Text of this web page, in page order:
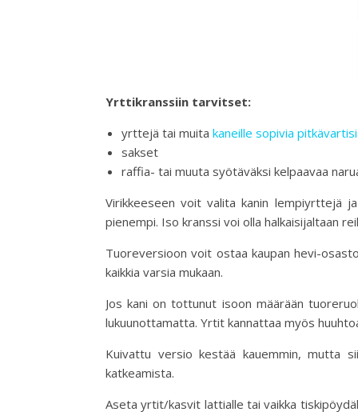
Yrttikranssiin tarvitset:
yrttejä tai muita kaneille sopivia
sakset
raffia- tai muuta syötäväksi kelpaavaa
Virikkeeseen voit valita kanin lempiyrttejä
pienempi. Iso kranssi voi olla halkaisijaltaan
Tuoreversioon voit ostaa kaupan hevi-
kaikkia varsia mukaan.
Jos kani on tottunut isoon määrään
lukuunottamatta. Yrtit kannattaa myös
Kuivattu versio kestää kauemmin, mutta
katkeamista.
Aseta yrtit/kasvit lattialle tai vaikka